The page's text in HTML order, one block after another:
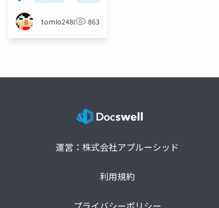
tomio2480 863
運営：株式会社アプルーシッド
利用規約
プライバシーポリシー